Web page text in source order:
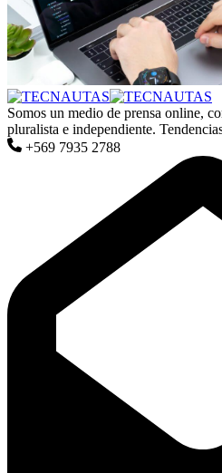
Somos un medio de prensa online,
pluralista e independiente.
+569 7935 2788